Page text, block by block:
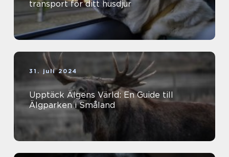
transport för ditt husdjur
31. juli 2024
Upptäck Älgens Värld: En Guide till
Älgparken i Småland